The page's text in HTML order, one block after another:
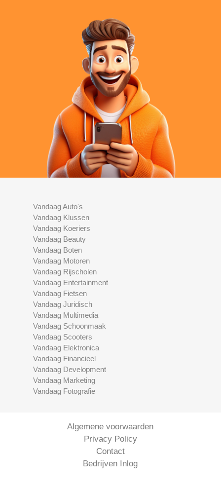
Vandaag Auto's
Vandaag Klussen
Vandaag Koeriers
Vandaag Beauty
Vandaag Boten
Vandaag Motoren
Vandaag Rijscholen
Vandaag Entertainment
Vandaag Fietsen
Vandaag Juridisch
Vandaag Multimedia
Vandaag Schoonmaak
Vandaag Scooters
Vandaag Elektronica
Vandaag Financieel
Vandaag Development
Vandaag Marketing
Vandaag Fotografie
Algemene voorwaarden
Privacy Policy
Contact
Bedrijven Inlog